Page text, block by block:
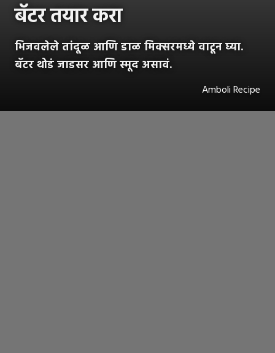
बॅटर तयार करा
भिजवलेले तांदूळ आणि डाळ मिक्सरमध्ये वाटून घ्या.
बॅटर थोडं जाडसर आणि स्मूद असावं.
Amboli Recipe